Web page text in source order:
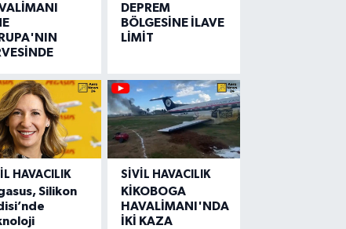
DEPREM
BÖLGESİNE İLAVE
LİMİT
HAVACILIK
Silikon
SIVIL HAVACILIK
KİKOBOGA
HAVALİMANI'NDA
İKİ KAZA